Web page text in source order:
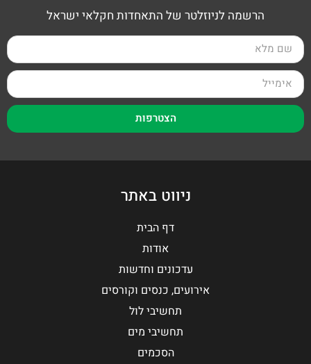
הרשמה לניוזלטר של התאחדות חקלאי ישראל
הצטרפות
ניווט באתר
דף הבית
אודות
עדכונים וחדשות
אירועים, כנסים וקורסים
תחשיבי לול
תחשיבי מים
הסכמים